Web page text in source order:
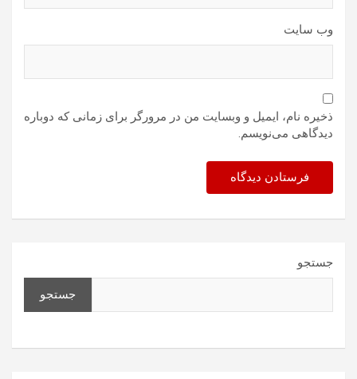
وب‌ سایت
ذخیره نام، ایمیل و وبسایت من در مرورگر برای زمانی که دوباره
دیدگاهی می‌نویسم.
جستجو
جستجو